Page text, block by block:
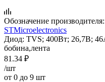
Обозначение производителя:
STMicroelectronics
Диод: TVS; 400Вт; 26,7В;
бобина,лента
81.34 ₽
/шт
от 0 до 9 шт